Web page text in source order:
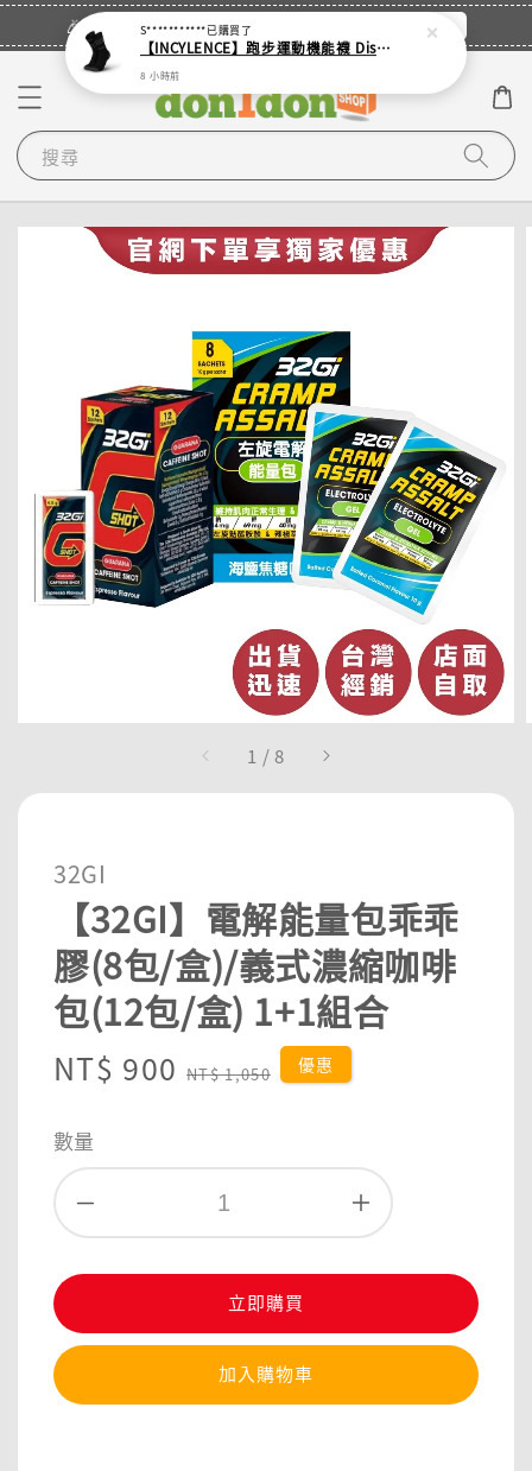
🎉登入會員・領取您的專屬折扣券！ 立即登入
搜尋
1 /8
32GI
【32GI】電解能量包乖乖
膠(8包/盒)/義式濃縮咖啡
包(12包/盒) 1+1組合
Sale
NT$ 900 Regular
NT$ 1,050 優惠
數量
立即購買
加入購物車
S***********已購買了
【INCYLENCE】跑步運動機能襪 Disrupts Black
8 小時前